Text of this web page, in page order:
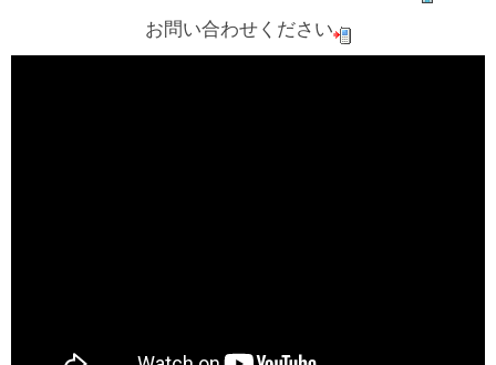
お問い合わせください